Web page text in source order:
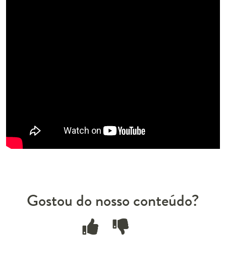
Gostou do nosso conteúdo?